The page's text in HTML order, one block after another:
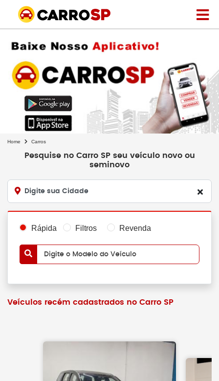
Home Carros
Pesquise no Carro SP seu veículo novo ou
seminovo
Digite sua Cidade
Rápida Filtros Revenda
Digite o Modelo do Veículo
Veículos recém cadastrados no Carro SP